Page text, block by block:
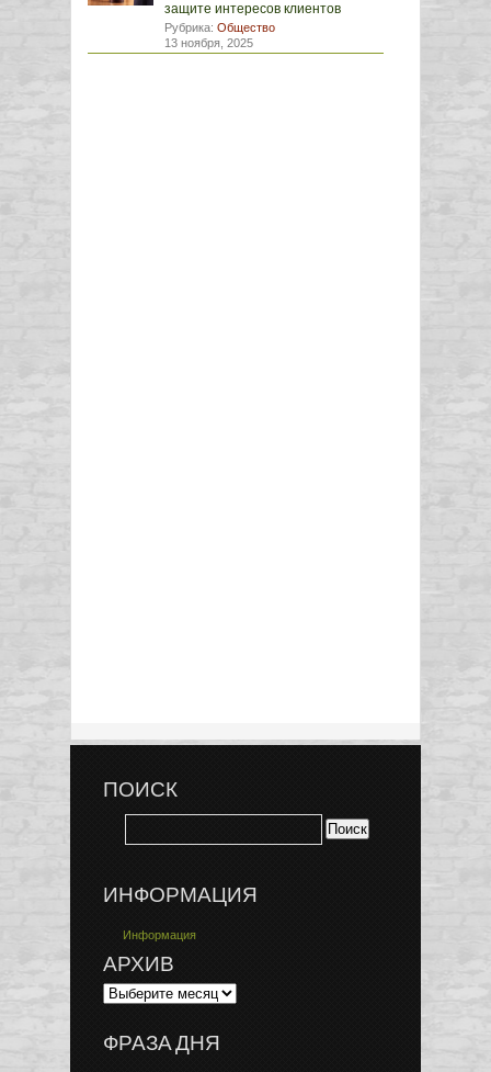
защите интересов клиентов
Рубрика: Общество
13 ноября, 2025
ПОИСК
ИНФОРМАЦИЯ
Информация
АРХИВ
ФРАЗА ДНЯ